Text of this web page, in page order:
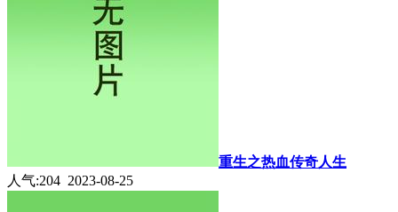
重生之热血传奇人生
人气:204 2023-08-25